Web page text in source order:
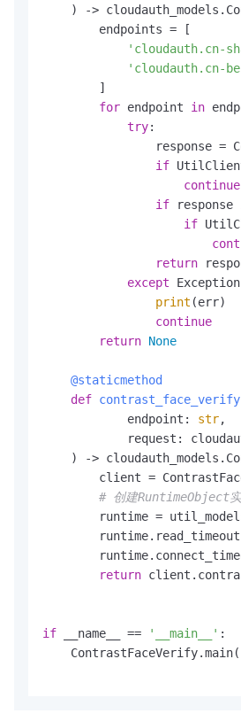
) ->
        endpoints = [
'cloudauth.cn-
'cloudauth.cn-
        ]
for endpoint in
try:
response =
if
continue
if response
if
return
except Exception
print (err)
continue
return None
    @staticmethod
def contrast_face_verify
            endpoint:
str,
request:
) ->
client =
# 创建RuntimeObject实
runtime =
return
if __name__ == '__main__' :